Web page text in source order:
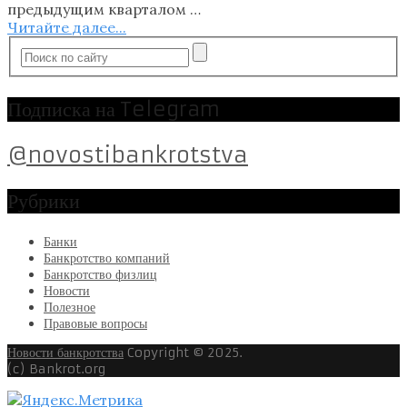
предыдущим кварталом …
Читайте далее...
Подписка на Telegram
@novostibankrotstva
Рубрики
Банки
Банкротство компаний
Банкротство физлиц
Новости
Полезное
Правовые вопросы
Новости банкротства Copyright © 2025.
(c) Bankrot.org